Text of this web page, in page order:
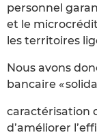
personnel
et le
les territoires
Nous avons
bancaire «
caractérisation
d’améliorer